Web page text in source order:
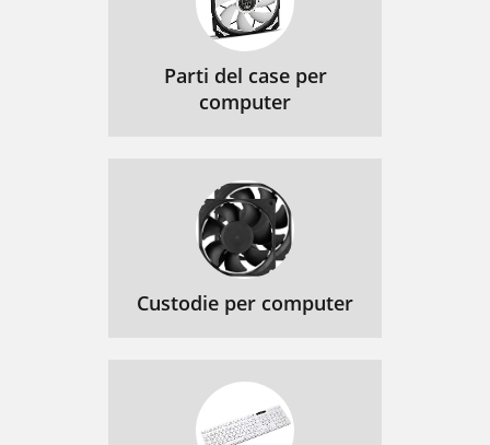
Parti del case per
computer
Custodie per computer